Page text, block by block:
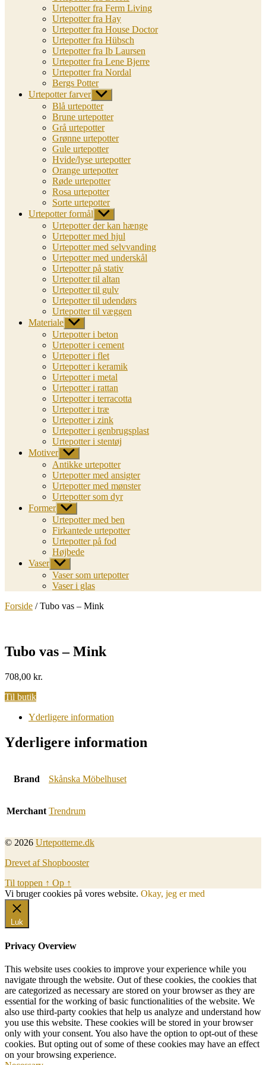
Urtepotter fra Ferm Living
Urtepotter fra Hay
Urtepotter fra House Doctor
Urtepotter fra Hübsch
Urtepotter fra Ib Laursen
Urtepotter fra Lene Bjerre
Urtepotter fra Nordal
Bergs Potter
Urtepotter farver Vis
undermenu
Blå urtepotter
Brune urtepotter
Grå urtepotter
Grønne urtepotter
Gule urtepotter
Hvide/lyse urtepotter
Orange urtepotter
Røde urtepotter
Rosa urtepotter
Sorte urtepotter
Urtepotter formål Vis
undermenu
Urtepotter der kan hænge
Urtepotter med hjul
Urtepotter med selvvanding
Urtepotter med underskål
Urtepotter på stativ
Urtepotter til altan
Urtepotter til gulv
Urtepotter til udendørs
Urtepotter til væggen
Materiale Vis
undermenu
Urtepotter i beton
Urtepotter i cement
Urtepotter i flet
Urtepotter i keramik
Urtepotter i metal
Urtepotter i rattan
Urtepotter i terracotta
Urtepotter i træ
Urtepotter i zink
Urtepotter i genbrugsplast
Urtepotter i stentøj
Motiver Vis
undermenu
Antikke urtepotter
Urtepotter med ansigter
Urtepotter med mønster
Urtepotter som dyr
Former Vis
undermenu
Urtepotter med ben
Firkantede urtepotter
Urtepotter på fod
Højbede
Vaser Vis
undermenu
Vaser som urtepotter
Vaser i glas
Forside / Tubo vas – Mink
Tubo vas – Mink
708,00 kr.
Til butik
Yderligere information
Yderligere information
Brand Skånska Möbelhuset
Merchant Trendrum
© 2026 Urtepotterne.dk
Drevet af Shopbooster
Til toppen ↑ Op ↑
Vi bruger cookies på vores website. Okay, jeg er med
Luk
Privacy Overview
This website uses cookies to improve your experience while you
navigate through the website. Out of these cookies, the cookies that
are categorized as necessary are stored on your browser as they are
essential for the working of basic functionalities of the website. We
also use third-party cookies that help us analyze and understand how
you use this website. These cookies will be stored in your browser
only with your consent. You also have the option to opt-out of these
cookies. But opting out of some of these cookies may have an effect
on your browsing experience.